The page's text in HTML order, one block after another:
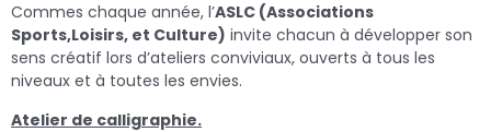
Commes chaque année, l’ASLC (Associations
Sports,Loisirs, et Culture) invite chacun à développer son
sens créatif lors d’ateliers conviviaux, ouverts à tous les
niveaux et à toutes les envies.
Atelier de calligraphie.